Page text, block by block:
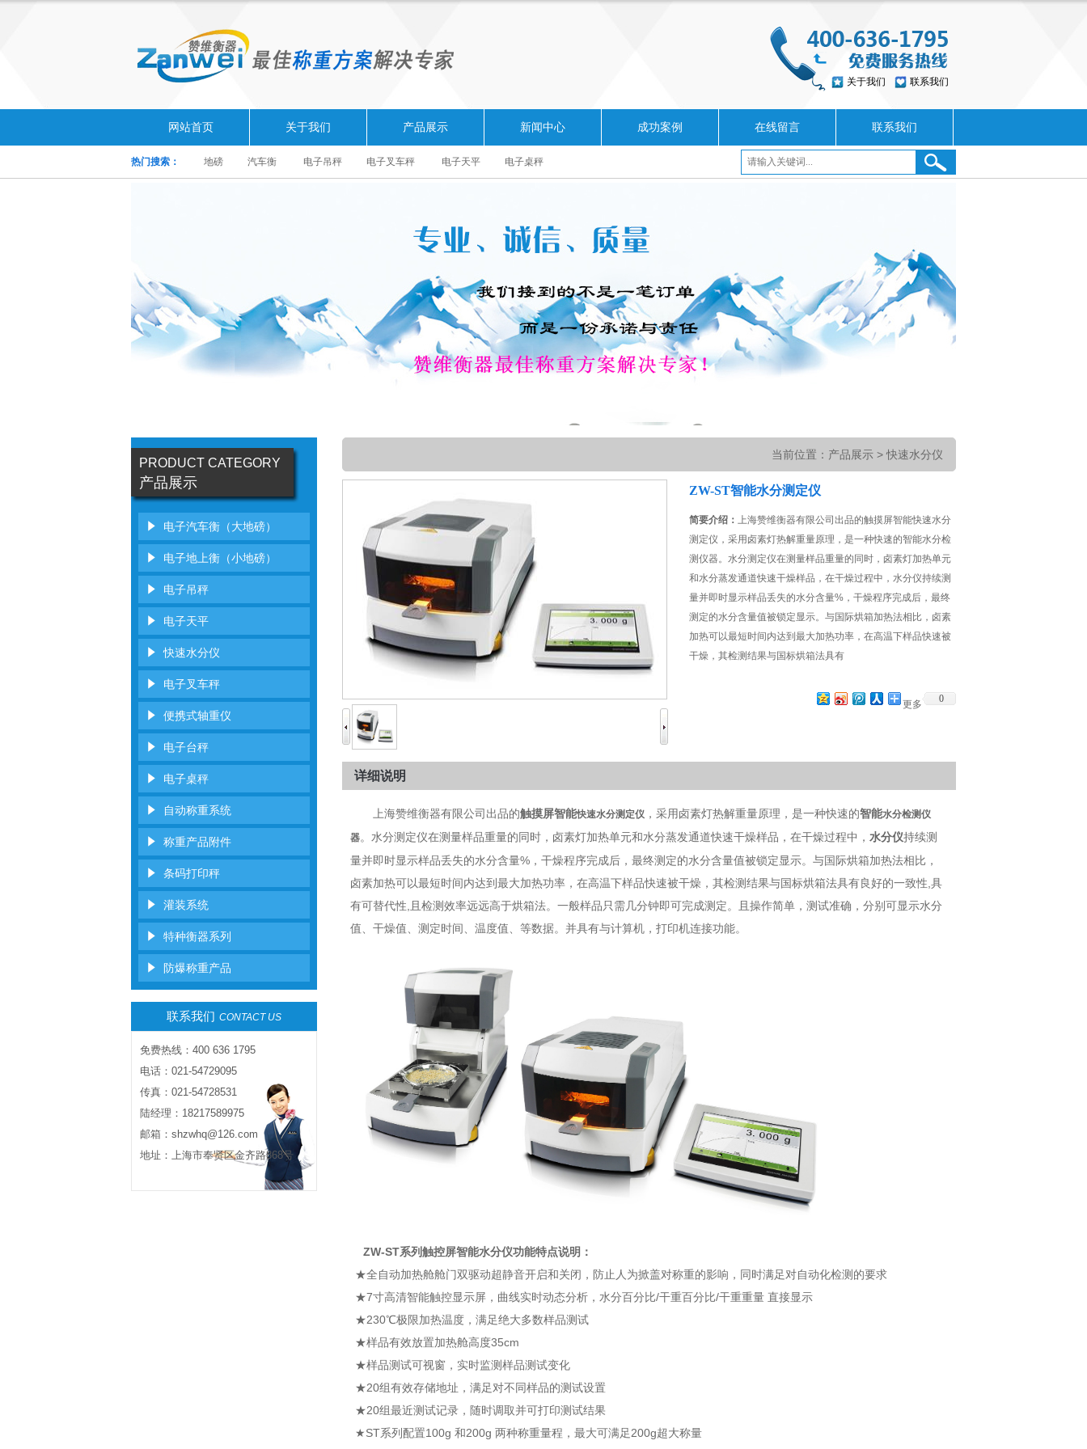
关于我们 联系我们
网站首页 关于我们 产品展示 新闻中心 成功案例 在线留言 联系我们
热门搜索： 地磅 汽车衡 电子吊秤 电子叉车秤 电子天平 电子桌秤
PRODUCT CATEGORY
产品展示
电子汽车衡（大地磅）
电子地上衡（小地磅）
电子吊秤
电子天平
快速水分仪
电子叉车秤
便携式轴重仪
电子台秤
电子桌秤
自动称重系统
称重产品附件
条码打印秤
灌装系统
特种衡器系列
防爆称重产品
联系我们 CONTACT US
免费热线：400 636 1795
电话：021-54729095
传真：021-54728531
陆经理：18217589975
邮箱：shzwhq@126.com
地址：上海市奉贤区金齐路868号
当前位置 ： 产品展示 >快速水分仪
ZW-ST智能水分测定仪
简要介绍： 上海赞维衡器有限公司出品的触摸屏智能快速水分
测定仪，采用卤素灯热解重量原理，是一种快速的智能水分检
测仪器。水分测定仪在测量样品重量的同时，卤素灯加热单元
和水分蒸发通道快速干燥样品，在干燥过程中，水分仪持续测
量并即时显示样品丢失的水分含量%，干燥程序完成后，最终
测定的水分含量值被锁定显示。与国际烘箱加热法相比，卤素
加热可以最短时间内达到最大加热功率，在高温下样品快速被
干燥，其检测结果与国标烘箱法具有
更多 0
详细说明
上海赞维衡器有限公司出品的触摸屏智能快速水分测定仪 ，采用卤素灯热解重量原理，是一种快速的智能水分检测仪
器。水分测定仪在测量样品重量的同时，卤素灯加热单元和水分蒸发通道快速干燥样品，在干燥过程中， 水分仪持续测
量并即时显示样品丢失的水分含量%，干燥程序完成后，最终测定的水分含量值被锁定显示。与国际烘箱加热法相比，
卤素加热可以最短时间内达到最大加热功率，在高温下样品快速被干燥，其检测结果与国标烘箱法具有良好的一致性,具
有可替代性,且检测效率远远高于烘箱法。一般样品只需几分钟即可完成测定。且操作简单，测试准确，分别可显示水分
值、干燥值、测定时间、温度值、等数据。并具有与计算机，打印机连接功能。
ZW-ST系列触控屏智能水分仪功能特点说明：
★全自动加热舱舱门双驱动超静音开启和关闭，防止人为掀盖对称重的影响，同时满足对自动化检测的要求
★7寸高清智能触控显示屏，曲线实时动态分析，水分百分比/干重百分比/干重重量 直接显示
★230℃极限加热温度，满足绝大多数样品测试
★样品有效放置加热舱高度35cm
★样品测试可视窗，实时监测样品测试变化
★20组有效存储地址，满足对不同样品的测试设置
★20组最近测试记录，随时调取并可打印测试结果
★ST系列配置100g 和200g 两种称重量程，最大可满足200g超大称量